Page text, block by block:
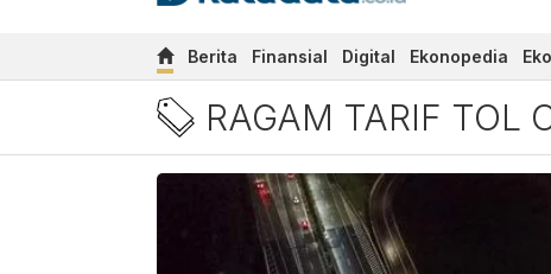
Berita Finansial Digital Ekonopedia
Berita Ragam Tarif Tol
RAGAM TARIF TOL